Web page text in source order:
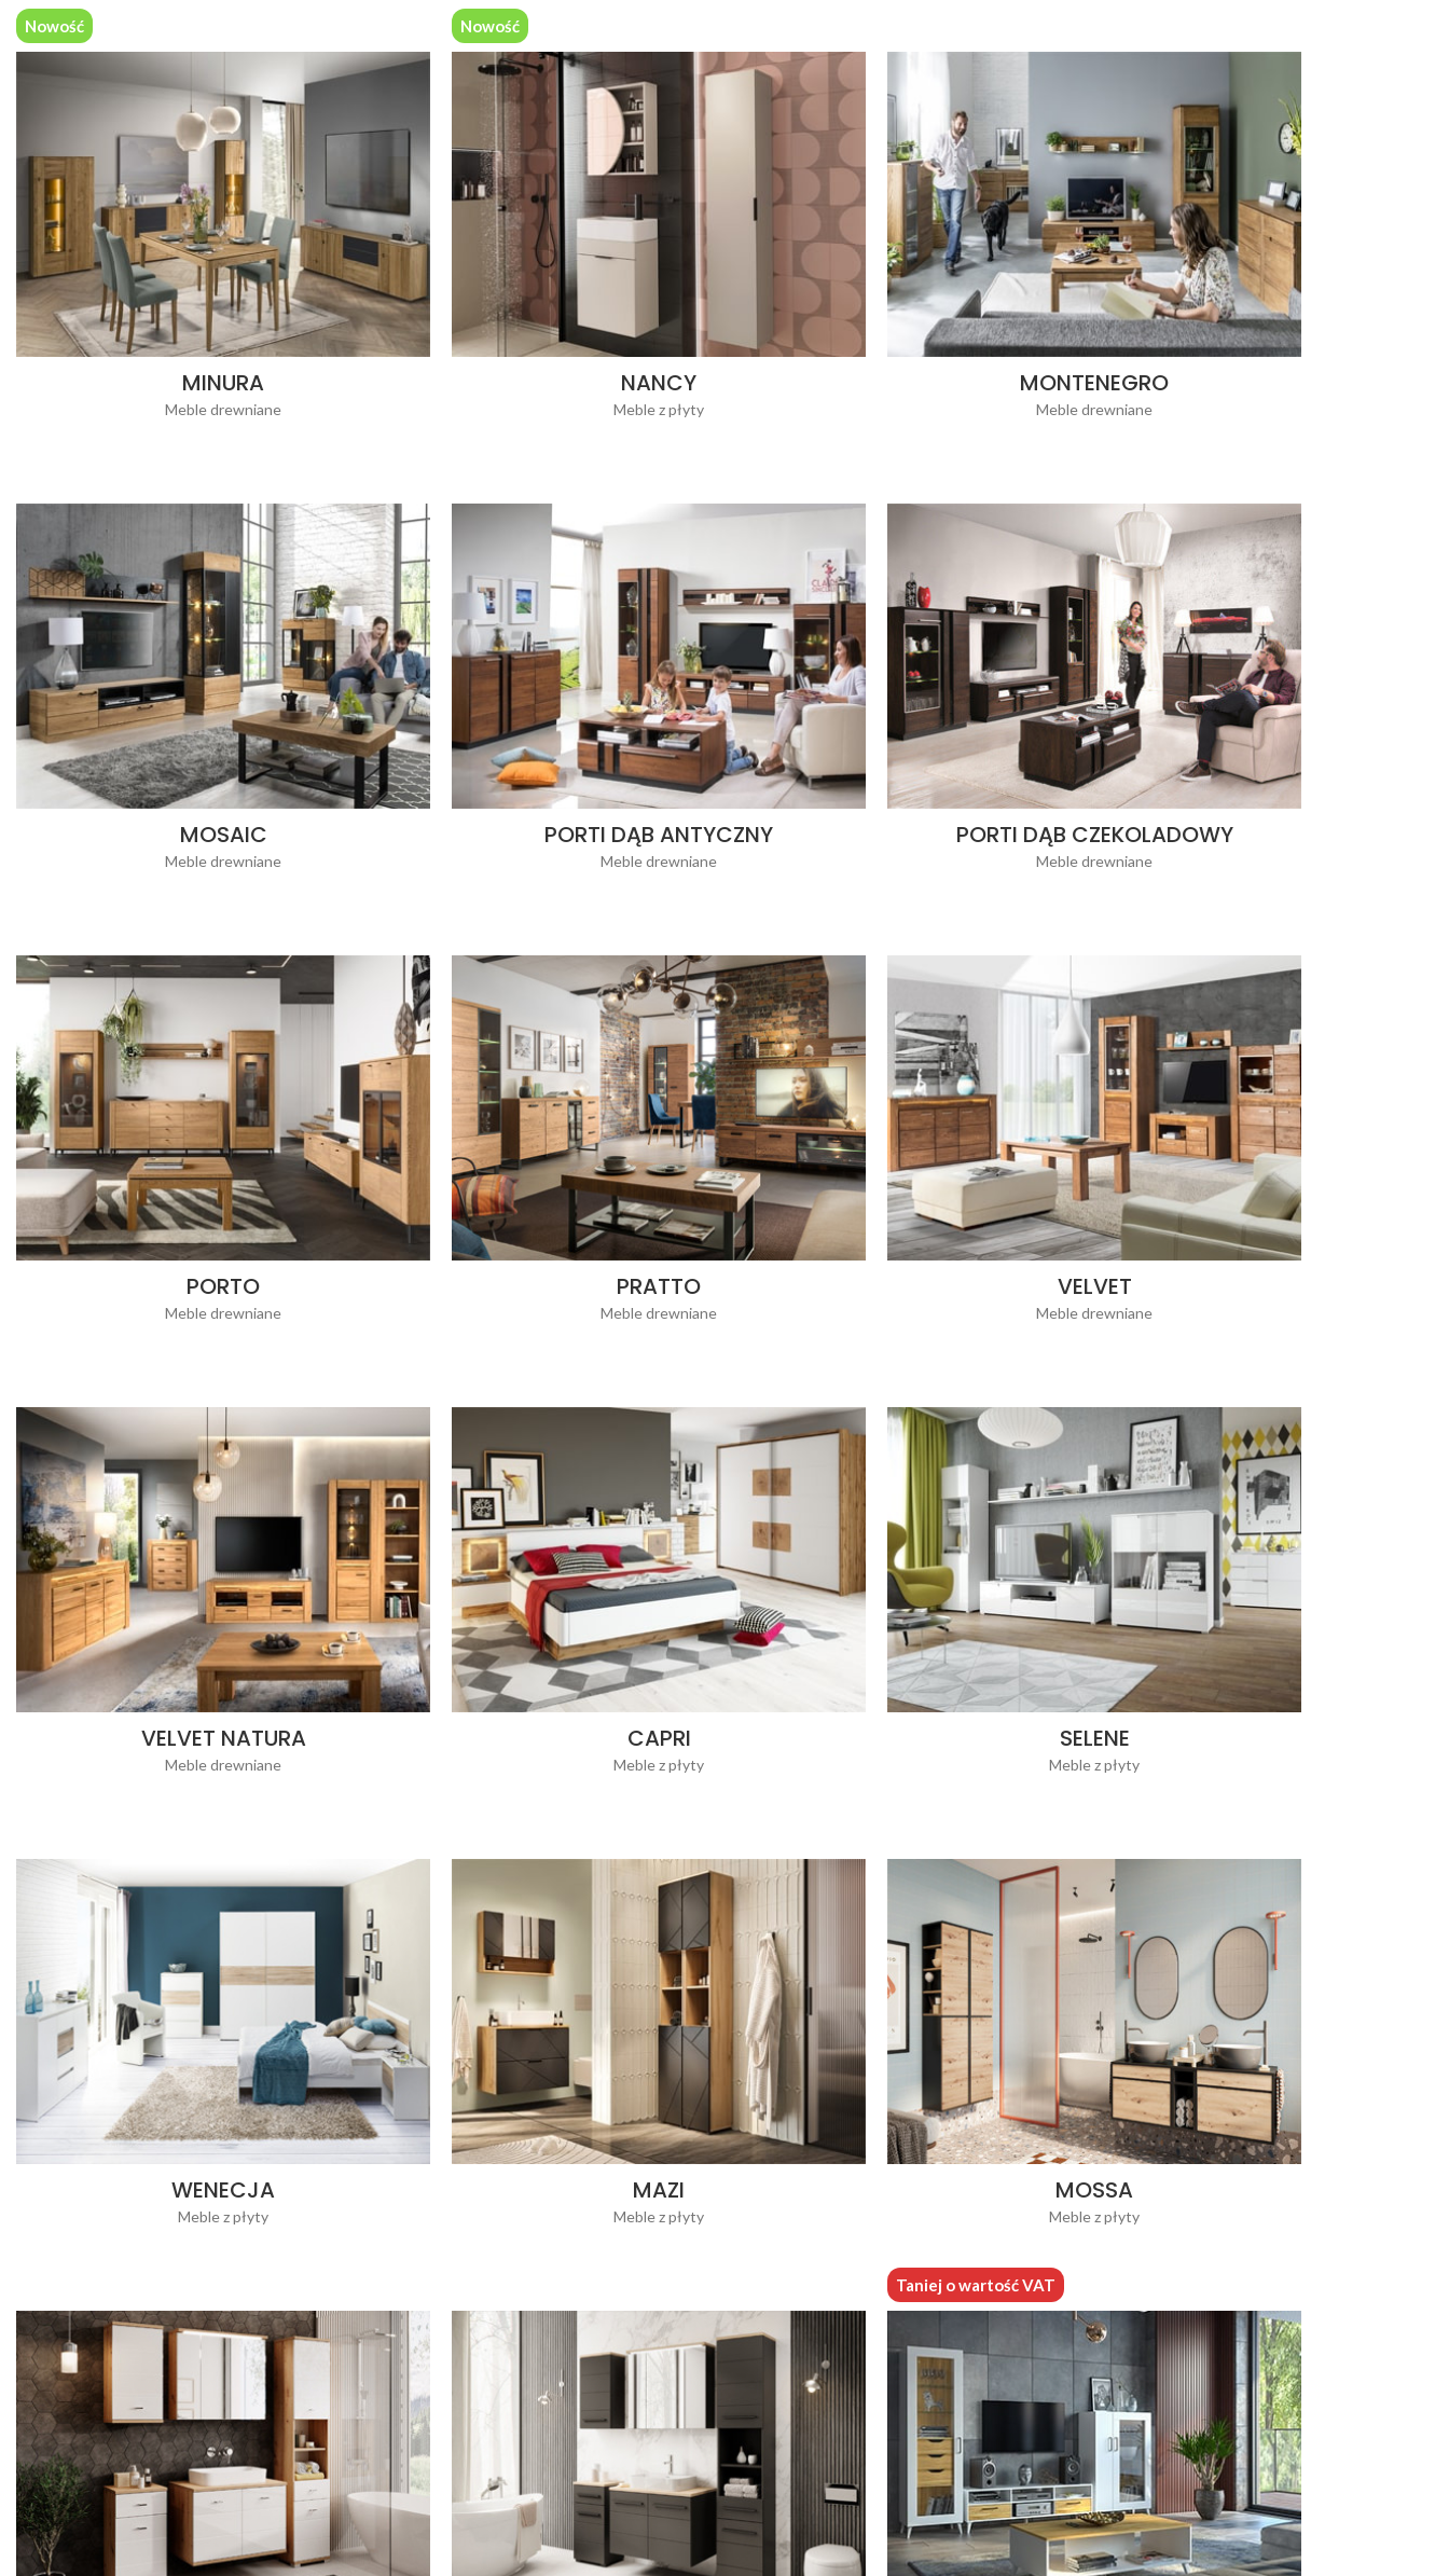
Nowość
MINURA
Meble drewniane
Nowość
NANCY
Meble z płyty
MONTENEGRO
Meble drewniane
MOSAIC
Meble drewniane
PORTI DĄB ANTYCZNY
Meble drewniane
PORTI DĄB CZEKOLADOWY
Meble drewniane
PORTO
Meble drewniane
PRATTO
Meble drewniane
VELVET
Meble drewniane
VELVET NATURA
Meble drewniane
CAPRI
Meble z płyty
SELENE
Meble z płyty
WENECJA
Meble z płyty
MAZI
Meble z płyty
MOSSA
Meble z płyty
Taniej o wartość VAT